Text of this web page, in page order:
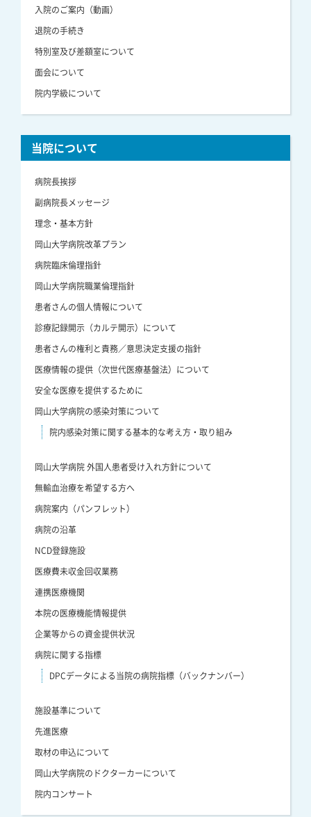
入院のご案内（動画）
退院の手続き
特別室及び差額室について
面会について
院内学級について
当院について
病院長挨拶
副病院長メッセージ
理念・基本方針
岡山大学病院改革プラン
病院臨床倫理指針
岡山大学病院職業倫理指針
患者さんの個人情報について
診療記録開示（カルテ開示）について
患者さんの権利と責務／意思決定支援の指針
医療情報の提供（次世代医療基盤法）について
安全な医療を提供するために
岡山大学病院の感染対策について
院内感染対策に関する基本的な考え方・取り組み
岡山大学病院 外国人患者受け入れ方針について
無輸血治療を希望する方へ
病院案内（パンフレット）
病院の沿革
NCD登録施設
医療費未収金回収業務
連携医療機関
本院の医療機能情報提供
企業等からの資金提供状況
病院に関する指標
DPCデータによる当院の病院指標（バックナンバー）
施設基準について
先進医療
取材の申込について
岡山大学病院のドクターカーについて
院内コンサート